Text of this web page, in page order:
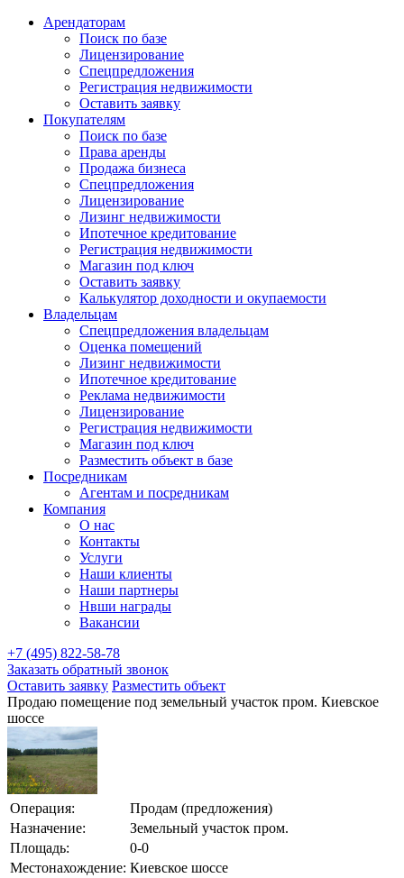
Арендаторам
Поиск по базе
Лицензирование
Спецпредложения
Регистрация недвижимости
Оставить заявку
Покупателям
Поиск по базе
Права аренды
Продажа бизнеса
Спецпредложения
Лицензирование
Лизинг недвижимости
Ипотечное кредитование
Регистрация недвижимости
Магазин под ключ
Оставить заявку
Калькулятор доходности и окупаемости
Владельцам
Спецпредложения владельцам
Оценка помещений
Лизинг недвижимости
Ипотечное кредитование
Реклама недвижимости
Лицензирование
Регистрация недвижимости
Магазин под ключ
Разместить объект в базе
Посредникам
Агентам и посредникам
Компания
О нас
Контакты
Услуги
Наши клиенты
Наши партнеры
Нвши награды
Вакансии
+7 (495) 822-58-78
Заказать обратный звонок
Оставить заявку Разместить объект
Продаю помещение под земельный участок пром. Киевское
шоссе
Операция:
Продам (предложения)
Назначение:
Земельный участок пром.
Площадь:
0-0
Местонахождение: Киевское шоссе